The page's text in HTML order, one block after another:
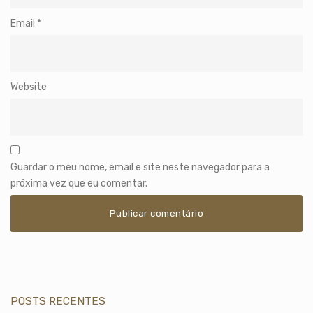
Email *
Website
Guardar o meu nome, email e site neste navegador para a
próxima vez que eu comentar.
POSTS RECENTES